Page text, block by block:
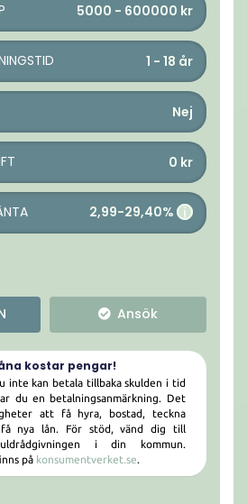
5000 - 600000 kr
1 - 18 år
Nej
0 kr
2,99-29,40% i
Ansök
kostar pengar!
inte kan betala tillbaka skulden i tid
du en betalningsanmärkning. Det
att få hyra, bostad, teckna
få nya lån. För stöd, vänd dig till
i din kommun.
på konsumentverket.se.